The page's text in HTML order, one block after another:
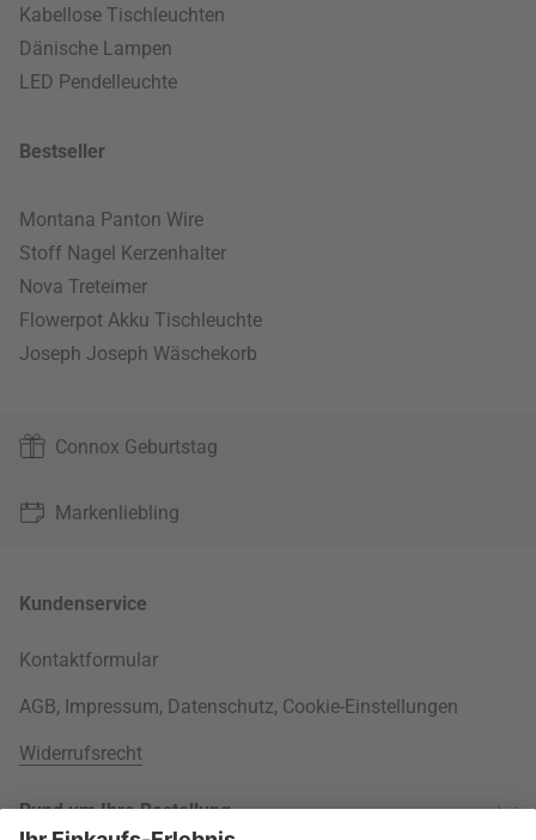
Kabellose Tischleuchten
Dänische Lampen
LED Pendelleuchte
Bestseller
Montana Panton Wire
Stoff Nagel Kerzenhalter
Nova Treteimer
Flowerpot Akku Tischleuchte
Joseph Joseph Wäschekorb
Connox Geburtstag
Markenliebling
Kundenservice
Kontaktformular
AGB, Impressum, Datenschutz, Cookie-Einstellungen
Widerrufsrecht
Rund um Ihre Bestellung